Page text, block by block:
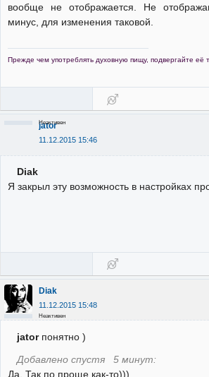
вообще не отображается. Не
минус, для изменения таковой.
Прежде чем употреблять духовную пищу, подвергайте её
jator
11.12.2015 15:46
Неактивен
Diak
Я закрыл эту возможность в настройках
Diak
11.12.2015 15:48
Неактивен
jatorпонятно )
Добавлено спустя 5 минут:
Да. Так по проще как-то)))